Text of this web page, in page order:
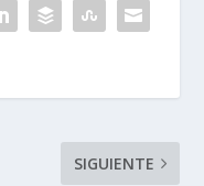
SIGUIENTE